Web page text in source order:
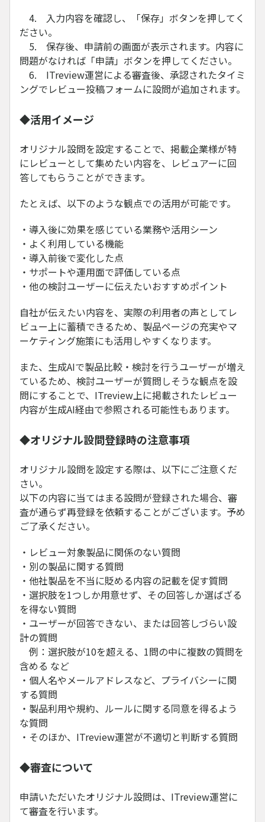
4. 入力内容を確認し、「保存」ボタンを押してく
ださい。
5. 保存後、申請前の画面が表示されます。内容に
問題がなければ「申請」ボタンを押してください。
6. ITreview運営による審査後、承認されたタイミ
ングでレビュー投稿フォームに設問が追加されます。
◆活用イメージ
オリジナル設問を設定することで、掲載企業様が特
にレビューとして集めたい内容を、レビュアーに回
答してもらうことができます。
たとえば、以下のような観点での活用が可能です。
・導入後に効果を感じている業務や活用シーン
・よく利用している機能
・導入前後で変化した点
・サポートや運用面で評価している点
・他の検討ユーザーに伝えたいおすすめポイント
自社が伝えたい内容を、実際の利用者の声としてレ
ビュー上に蓄積できるため、製品ページの充実やマ
ーケティング施策にも活用しやすくなります。
また、生成AIで製品比較・検討を行うユーザーが増え
ているため、検討ユーザーが質問しそうな観点を設
問にすることで、ITreview上に掲載されたレビュー
内容が生成AI経由で参照される可能性もあります。
◆オリジナル設問登録時の注意事項
オリジナル設問を設定する際は、以下にご注意くだ
さい。
以下の内容に当てはまる設問が登録された場合、審
査が通らず再登録を依頼することがございます。予め
ご了承ください。
・レビュー対象製品に関係のない質問
・別の製品に関する質問
・他社製品を不当に貶める内容の記載を促す質問
・選択肢を1つしか用意せず、その回答しか選ばざる
を得ない質問
・ユーザーが回答できない、または回答しづらい設
計の質問
例：選択肢が10を超える、1問の中に複数の質問を
含める など
・個人名やメールアドレスなど、プライバシーに関
する質問
・製品利用や規約、ルールに関する同意を得るよう
な質問
・そのほか、ITreview運営が不適切と判断する質問
◆審査について
申請いただいたオリジナル設問は、ITreview運営に
て審査を行います。